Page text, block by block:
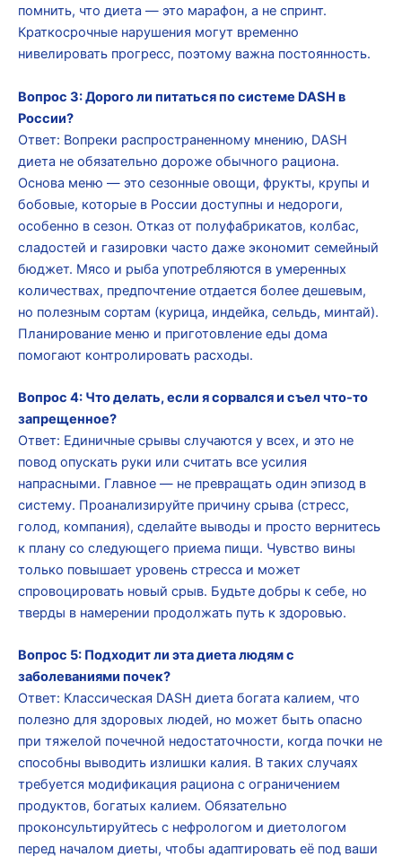
помнить, что диета — это марафон, а не спринт.
Краткосрочные нарушения могут временно
нивелировать прогресс, поэтому важна постоянность.
Вопрос 3: Дорого ли питаться по системе DASH в
России?
Ответ: Вопреки распространенному мнению, DASH
диета не обязательно дороже обычного рациона.
Основа меню — это сезонные овощи, фрукты, крупы и
бобовые, которые в России доступны и недороги,
особенно в сезон. Отказ от полуфабрикатов, колбас,
сладостей и газировки часто даже экономит семейный
бюджет. Мясо и рыба употребляются в умеренных
количествах, предпочтение отдается более дешевым,
но полезным сортам (курица, индейка, сельдь, минтай).
Планирование меню и приготовление еды дома
помогают контролировать расходы.
Вопрос 4: Что делать, если я сорвался и съел что-то
запрещенное?
Ответ: Единичные срывы случаются у всех, и это не
повод опускать руки или считать все усилия
напрасными. Главное — не превращать один эпизод в
систему. Проанализируйте причину срыва (стресс,
голод, компания), сделайте выводы и просто вернитесь
к плану со следующего приема пищи. Чувство вины
только повышает уровень стресса и может
спровоцировать новый срыв. Будьте добры к себе, но
тверды в намерении продолжать путь к здоровью.
Вопрос 5: Подходит ли эта диета людям с
заболеваниями почек?
Ответ: Классическая DASH диета богата калием, что
полезно для здоровых людей, но может быть опасно
при тяжелой почечной недостаточности, когда почки не
способны выводить излишки калия. В таких случаях
требуется модификация рациона с ограничением
продуктов, богатых калием. Обязательно
проконсультируйтесь с нефрологом и диетологом
перед началом диеты, чтобы адаптировать её под ваши